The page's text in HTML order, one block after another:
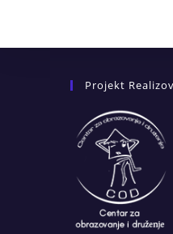
Projekt